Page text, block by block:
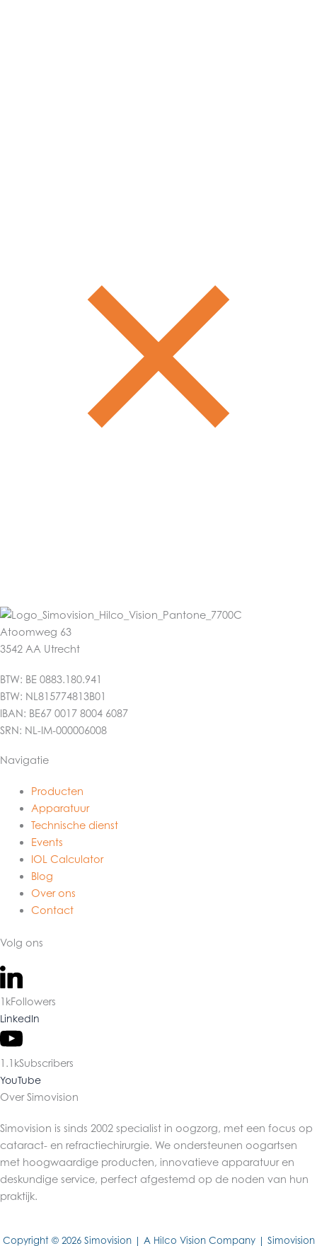
Atoomweg 63
3542 AA Utrecht
BTW: BE 0883.180.941
BTW: NL815774813B01
IBAN: BE67 0017 8004 6087
SRN: NL-IM-000006008
Navigatie
Producten
Apparatuur
Technische dienst
Events
IOL Calculator
Blog
Over ons
Contact
Volg ons
1kFollowers
LinkedIn
1.1kSubscribers
YouTube
Over Simovision
Simovision is sinds 2002 specialist in oogzorg, met een focus op
cataract- en refractiechirurgie. We ondersteunen oogartsen
met hoogwaardige producten, innovatieve apparatuur en
deskundige service, perfect afgestemd op de noden van hun
praktijk.
Copyright © 2026 Simovision | A Hilco Vision Company | Simovision